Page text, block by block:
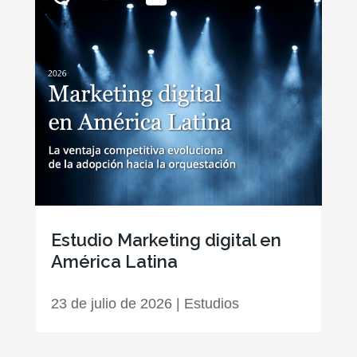
Estudio Marketing digital en
América Latina
23 de julio de 2026| Estudios